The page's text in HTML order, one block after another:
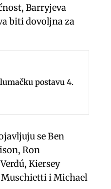
e
t
i
Barryjeva
biti dovoljna za
postavu 4.
se Ben
Ron
Kiersey
Muschietti i Michael